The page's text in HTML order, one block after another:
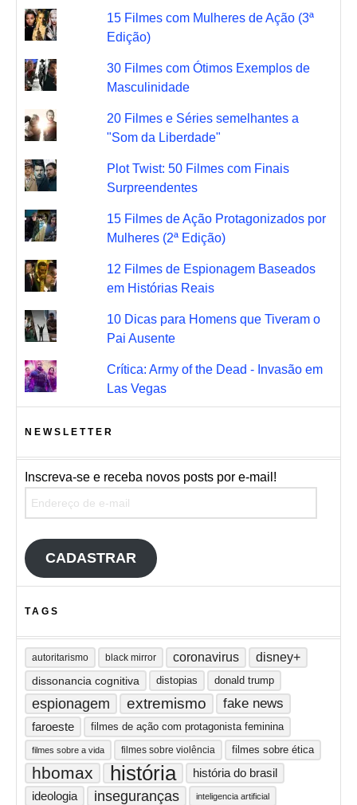
15 Filmes com Mulheres de Ação (3ª
Edição)
30 Filmes com Ótimos Exemplos de
Masculinidade
20 Filmes e Séries semelhantes a
"Som da Liberdade"
Plot Twist: 50 Filmes com Finais
Surpreendentes
15 Filmes de Ação Protagonizados por
Mulheres (2ª Edição)
12 Filmes de Espionagem Baseados
em Histórias Reais
10 Dicas para Homens que Tiveram o
Pai Ausente
Crítica: Army of the Dead - Invasão em
Las Vegas
NEWSLETTER
Inscreva-se e receba novos posts por e-mail!
CADASTRAR
TAGS
autoritarismo black mirror coronavirus disney+
dissonancia cognitiva distopias donald trump
espionagem extremismo fake news
faroeste filmes de ação com protagonista feminina
filmes sobre a vida filmes sobre violência filmes sobre ética
hbomax história história do brasil
ideologia inseguranças inteligencia artificial